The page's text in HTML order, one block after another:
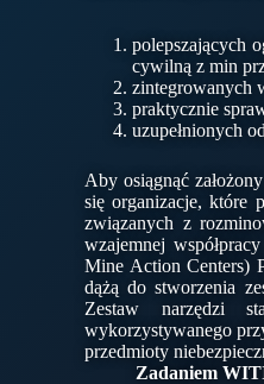
polepszających
cywilną z min
zintegrowanych
praktycznie
uzupełnionych
Aby osiągnąć
się organizacje, które
związanych z
wzajemnej
Mine Action Centers)
dążą do stworzenia
Zestaw narzędzi
wykorzystywanego
przedmioty
Zadaniem